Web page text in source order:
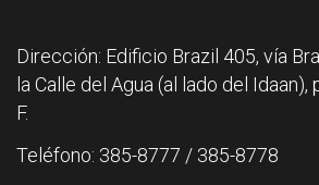
Dirección: Edificio Brazil 405, vía
la Calle del Agua (al lado del Idaan),
F.
Teléfono: 385-8777 / 385-8778